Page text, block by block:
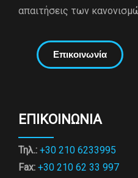
απαιτήσεις των
Επικοινωνία
ΕΠΙΚΟΙΝΩΝΙΑ
Τηλ.: +30 210 6233995
Fax: +30 210 62 33 997